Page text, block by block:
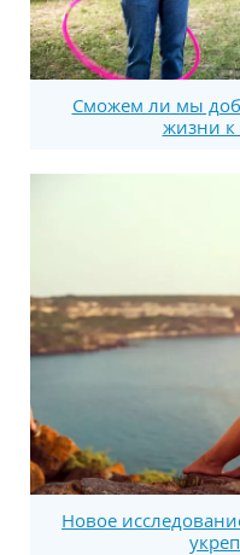
Сможем ли мы
жизни к
Новое